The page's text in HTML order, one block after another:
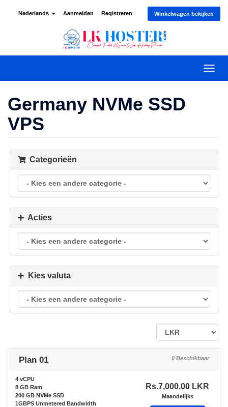
Nederlands Aanmelden Registreren Winkelwagen bekijken
in-/
Germany NVMe SSD
VPS
Categorieën
Acties
Kies valuta
Plan 01 0 Beschikbaar
4 vCPU
8 GB Ram
200 GB NVMe SSD
1GBPS Unmetered Bandwidth
Rs.7,000.00 LKR
Maandelijks